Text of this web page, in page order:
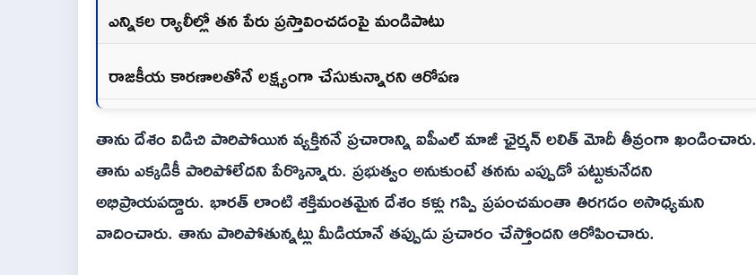
ఎన్నికల ర్యాలీల్లో తన పేరు ప్రస్తావించడంపై మండిపాటు
రాజకీయ కారణాలతోనే లక్ష్యంగా చేసుకున్నారని ఆరోపణ
తాను దేశం విడిచి పారిపోయిన వ్యక్తిననే ప్రచారాన్ని ఐపీఎల్ మాజీ ఛైర్మన్ లలిత్ మోదీ తీవ్రంగా ఖండించారు.
తాను ఎక్కడికీ పారిపోలేదని పేర్కొన్నారు. ప్రభుత్వం అనుకుంటే తనను ఎప్పుడో పట్టుకునేదని
అభిప్రాయపడ్డారు. భారత్‌ లాంటి శక్తిమంతమైన దేశం కళ్లు గప్పి ప్రపంచమంతా తిరగడం అసాధ్యమని
వాదించారు. తాను పారిపోతున్నట్లు మీడియానే తప్పుడు ప్రచారం చేస్తోందని ఆరోపించారు.